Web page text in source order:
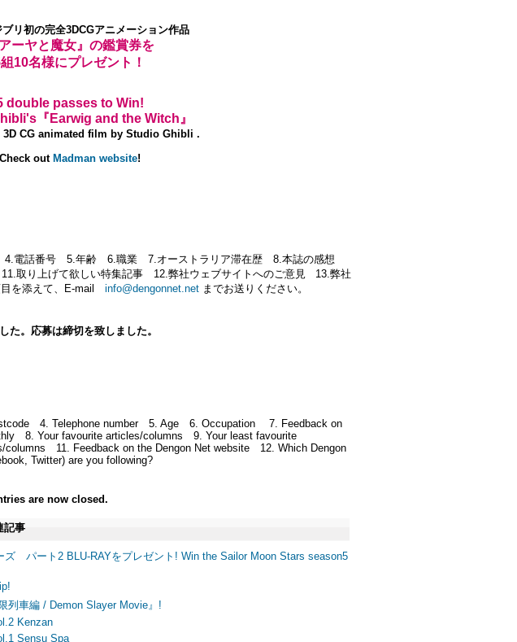
リ初の完全3DCGアニメーション作品
アーヤと魔女』の鑑賞券を
10名様にプレゼント！
double passes to Win!
『Earwig and the Witch』
CG animated film by Studio Ghibli .
Check out Madman website!
4.電話番号 5.年齢 6.職業 7.オーストラリア滞在歴 8.本誌の感想
取り上げて欲しい特集記事 12.弊社ウェブサイトへのご意見 13.弊社
を添えて、E-mail info@dengonnet.net までお送りください。
た。応募は締切を致しました。
4. Telephone number 5. Age 6. Occupation 7. Feedback on
8. Your favourite articles/columns 9. Your least favourite
11. Feedback on the Dengon Net website 12. Which Dengon
Twitter) are you following?
are now closed.
記事
ズ パート2 BLU-RAYをプレゼント! Win the Sailor Moon Stars season5
列車編 / Demon Slayer Movie』!
Kenzan
Sensu Spa